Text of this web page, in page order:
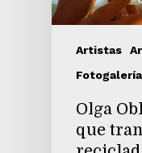
Artistas
Fotogalería
Olga
que